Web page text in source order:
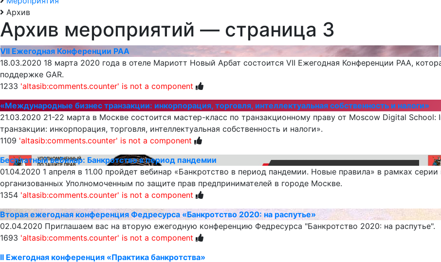
Архив
Архив мероприятий — страница 3
VII Ежегодная Конференции РАА
18.03.2020 18 марта 2020 года в отеле Мариотт Новый Арбат состоится VII Ежегодная Конференции РАА,
поддержке GAR.
1233 'altasib:comments.counter' is not a component
«Международные бизнес транзакции: инкорпорация, торговля, интеллектуальная собственность и налоги»
21.03.2020 21-22 марта в Москве состоится мастер-класс по транзакционному праву от Moscow Digital
транзакции: инкорпорация, торговля, интеллектуальная собственность и налоги».
1109 'altasib:comments.counter' is not a component
Бесплатный вебинар: Банкротство в период пандемии
01.04.2020 1 апреля в 11.00 пройдет вебинар «Банкротство в период пандемии. Новые правила» в рамках
организованных Уполномоченным по защите прав предпринимателей в городе Москве.
1354 'altasib:comments.counter' is not a component
Вторая ежегодная конференция Федресурса «Банкротство 2020: на распутье»
02.04.2020 Приглашаем вас на вторую ежегодную конференцию Федресурса "Банкротство 2020: на распутье".
1693 'altasib:comments.counter' is not a component
II Ежегодная конференция «Практика банкротства»